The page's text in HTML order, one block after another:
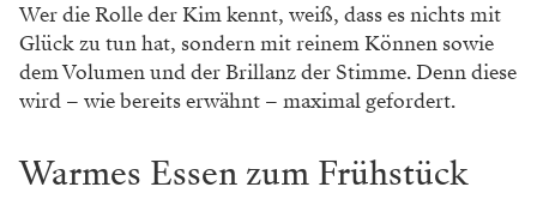
Wer die Rolle der Kim kennt, weiß, dass es nichts mit
Glück zu tun hat, sondern mit reinem Können sowie
dem Volumen und der Brillanz der Stimme. Denn diese
wird – wie bereits erwähnt – maximal gefordert.
Warmes Essen zum Frühstück